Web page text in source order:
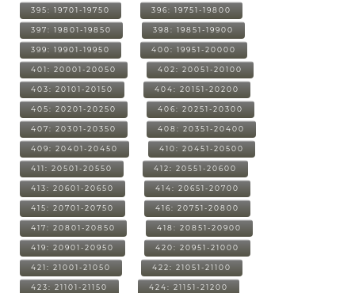
395: 19701-19750 396: 19751-19800
397: 19801-19850 398: 19851-19900
399: 19901-19950 400: 19951-20000
401: 20001-20050 402: 20051-20100
403: 20101-20150 404: 20151-20200
405: 20201-20250 406: 20251-20300
407: 20301-20350 408: 20351-20400
409: 20401-20450 410: 20451-20500
411: 20501-20550 412: 20551-20600
413: 20601-20650 414: 20651-20700
415: 20701-20750 416: 20751-20800
417: 20801-20850 418: 20851-20900
419: 20901-20950 420: 20951-21000
421: 21001-21050 422: 21051-21100
423: 21101-21150 424: 21151-21200